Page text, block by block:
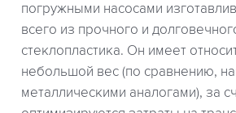
погружными насосами
всего из прочного и
стеклопластика. Он имеет
небольшой вес (по сравнению,
металлическими аналогами), за